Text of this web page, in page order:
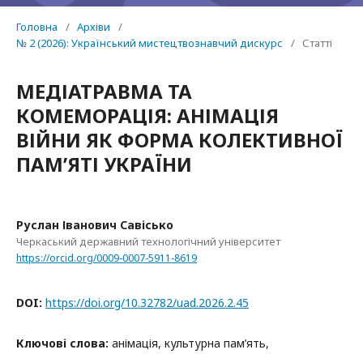
Головна / Архіви
/
№ 2 (2026): Український мистецтвознавчий дискурс
/ Статті
МЕДІАТРАВМА ТА
КОМЕМОРАЦІЯ: АНІМАЦІЯ
ВІЙНИ ЯК ФОРМА КОЛЕКТИВНОЇ
ПАМ’ЯТІ УКРАЇНИ
Руслан Іванович Савісько
Черкаський державний технологічний університет
https://orcid.org/0009-0007-5911-8619
DOI: https://doi.org/10.32782/uad.2026.2.45
Ключові слова: анімація, культурна пам’ять,